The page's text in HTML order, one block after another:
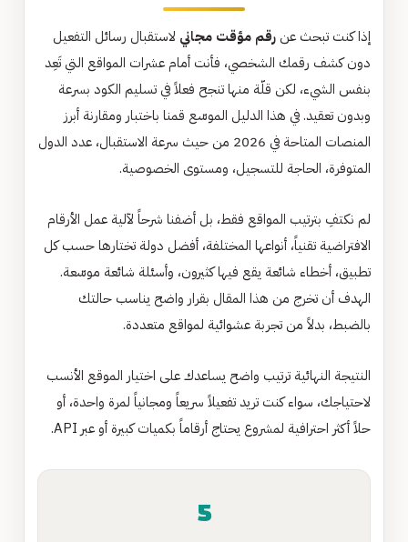
إذا كنت تبحث عنرقم مؤقت مجاني لاستقبال رسائل التفعيل
دون كشف رقمك الشخصي، فأنت أمام عشرات المواقع التي تَعِد
بنفس الشيء، لكن قلّة منها تنجح فعلاً في تسليم الكود بسرعة
وبدون تعقيد. في هذا الدليل الموسّع قمنا باختبار ومقارنة أبرز
المنصات المتاحة في 2026 من حيث سرعة الاستقبال، عدد الدول
المتوفرة، الحاجة للتسجيل، ومستوى الخصوصية.
لم نكتفِ بترتيب المواقع فقط، بل أضفنا شرحاً لآلية عمل الأرقام
الافتراضية تقنياً، أنواعها المختلفة، أفضل دولة تختارها حسب كل
تطبيق، أخطاء شائعة يقع فيها كثيرون، وأسئلة شائعة موسّعة.
الهدف أن تخرج من هذا المقال بقرار واضح يناسب حالتك
بالضبط، بدلاً من تجربة عشوائية لمواقع متعددة.
النتيجة النهائية ترتيب واضح يساعدك على اختيار الموقع الأنسب
لاحتياجك، سواء كنت تريد تفعيلاً سريعاً ومجانياً لمرة واحدة، أو
حلاً أكثر احترافية لمشروع يحتاج أرقاماً بكميات كبيرة أو عبر API.
5